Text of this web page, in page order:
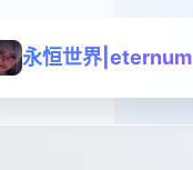
永恒世界|eternum